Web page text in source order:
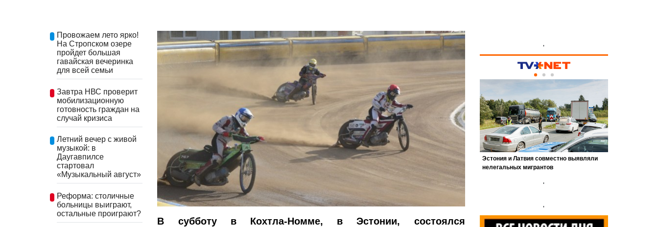
Провожаем лето ярко!
На Стропском озере
пройдет большая
гавайская вечеринка
для всей семьи
Завтра НВС проверит
мобилизационную
готовность граждан на
случай кризиса
Летний вечер с живой
музыкой: в
Даугавпилсе
стартовал
«Музыкальный август»
Реформа: столичные
больницы выиграют,
остальные проиграют?
В субботу в Кохтла-Номме, в Эстонии, состоялся
'
'
'